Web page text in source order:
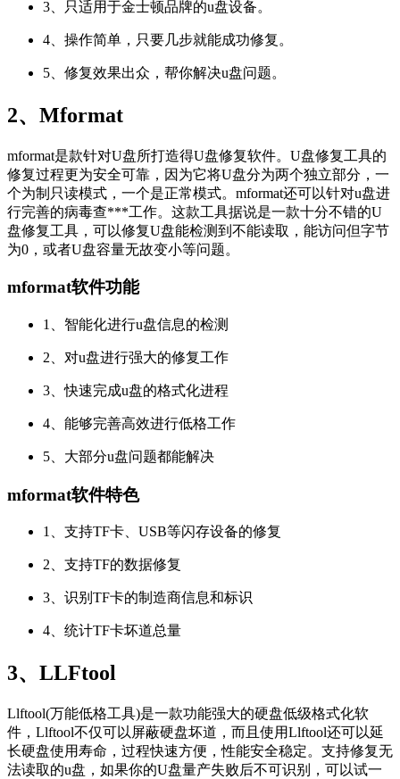
3、只适用于金士顿品牌的u盘设备。
4、操作简单，只要几步就能成功修复。
5、修复效果出众，帮你解决u盘问题。
2、Mformat
mformat是款针对U盘所打造得U盘修复软件。U盘修复工具的
修复过程更为安全可靠，因为它将U盘分为两个独立部分，一
个为制只读模式，一个是正常模式。mformat还可以针对u盘进
行完善的病毒查***工作。这款工具据说是一款十分不错的U
盘修复工具，可以修复U盘能检测到不能读取，能访问但字节
为0，或者U盘容量无故变小等问题。
mformat软件功能
1、智能化进行u盘信息的检测
2、对u盘进行强大的修复工作
3、快速完成u盘的格式化进程
4、能够完善高效进行低格工作
5、大部分u盘问题都能解决
mformat软件特色
1、支持TF卡、USB等闪存设备的修复
2、支持TF的数据修复
3、识别TF卡的制造商信息和标识
4、统计TF卡坏道总量
3、LLFtool
Llftool(万能低格工具)是一款功能强大的硬盘低级格式化软
件，Llftool不仅可以屏蔽硬盘坏道，而且使用Llftool还可以延
长硬盘使用寿命，过程快速方便，性能安全稳定。支持修复无
法读取的u盘，如果你的U盘量产失败后不可识别，可以试一